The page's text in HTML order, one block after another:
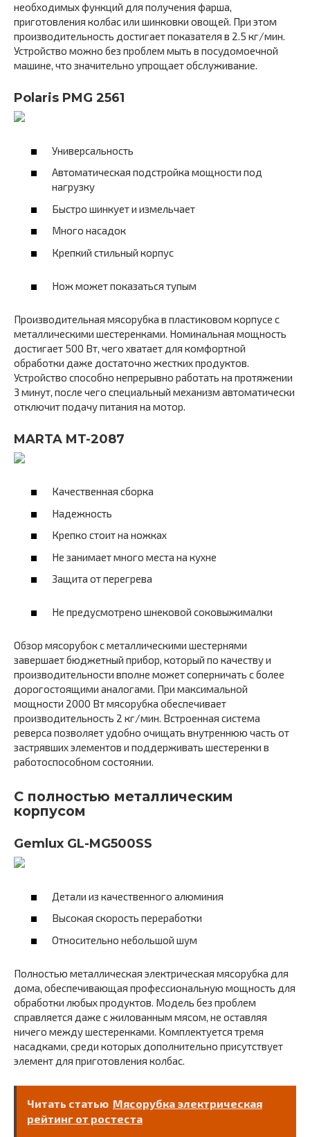
необходимых функций для получения фарша,
приготовления колбас или шинковки овощей. При этом
производительность достигает показателя в 2.5 кг/мин.
Устройство можно без проблем мыть в посудомоечной
машине, что значительно упрощает обслуживание.
Polaris PMG 2561
Универсальность
Автоматическая подстройка мощности под
нагрузку
Быстро шинкует и измельчает
Много насадок
Крепкий стильный корпус
Нож может показаться тупым
Производительная мясорубка в пластиковом корпусе с
металлическими шестеренками. Номинальная мощность
достигает 500 Вт, чего хватает для комфортной
обработки даже достаточно жестких продуктов.
Устройство способно непрерывно работать на протяжении
3 минут, после чего специальный механизм автоматически
отключит подачу питания на мотор.
MARTA MT-2087
Качественная сборка
Надежность
Крепко стоит на ножках
Не занимает много места на кухне
Защита от перегрева
Не предусмотрено шнековой соковыжималки
Обзор мясорубок с металлическими шестернями
завершает бюджетный прибор, который по качеству и
производительности вполне может соперничать с более
дорогостоящими аналогами. При максимальной
мощности 2000 Вт мясорубка обеспечивает
производительность 2 кг/мин. Встроенная система
реверса позволяет удобно очищать внутреннюю часть от
застрявших элементов и поддерживать шестеренки в
работоспособном состоянии.
C полностью металлическим
корпусом
Gemlux GL-MG500SS
Детали из качественного алюминия
Высокая скорость переработки
Относительно небольшой шум
Полностью металлическая электрическая мясорубка для
дома, обеспечивающая профессиональную мощность для
обработки любых продуктов. Модель без проблем
справляется даже с жилованным мясом, не оставляя
ничего между шестеренками. Комплектуется тремя
насадками, среди которых дополнительно присутствует
элемент для приготовления колбас.
Читать статью Мясорубка электрическая
рейтинг от ростеста